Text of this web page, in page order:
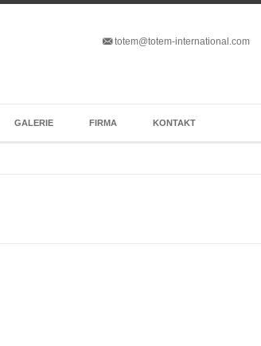
totem@totem-international.com
GALERIE FIRMA KONTAKT